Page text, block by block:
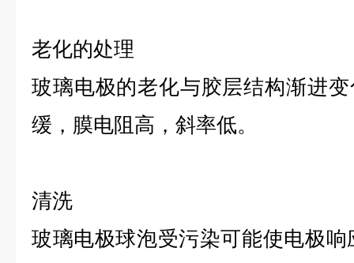
老化的处理
玻璃电极的老化与胶层结构渐进
缓，膜电阻高，斜率低。
清洗
玻璃电极球泡受污染可能使电极